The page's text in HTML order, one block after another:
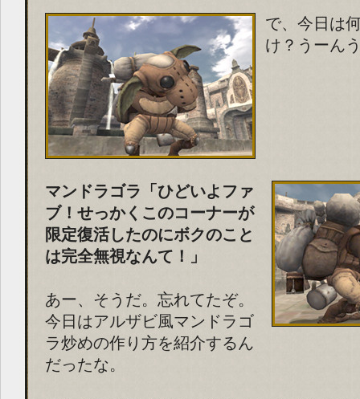
で、今日は
け？うーん
マンドラゴラ「ひどいよファ
ブ！せっかくこのコーナーが
限定復活したのにボクのこと
は完全無視なんて！」
あー、そうだ。忘れてたぞ。
今日はアルザビ風マンドラゴ
ラ炒めの作り方を紹介するん
だったな。